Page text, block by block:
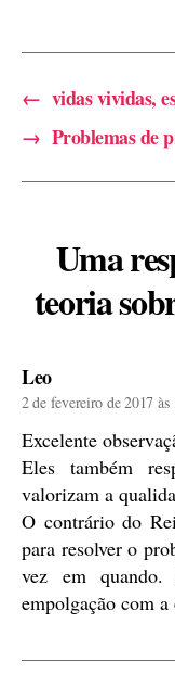
← vidas vividas,
→ Problemas de
Uma
teoria
Leodiz:
2 de fevereiro de 2017 às
Excelente
Eles também
valorizam a
O contrário do
para resolver o
vez em quando.
empolgação com a